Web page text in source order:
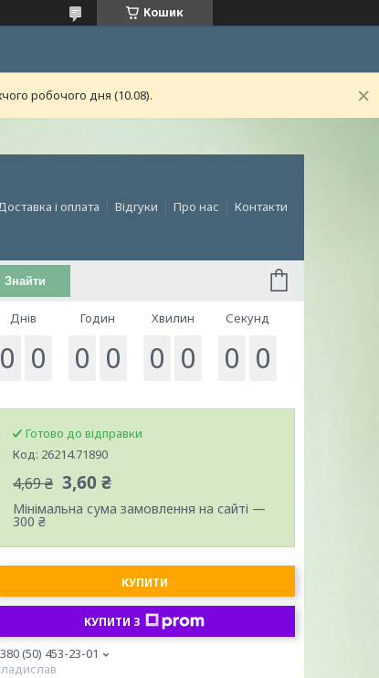
Кошик
робочого дня (10.08).
і оплата Відгуки Про нас Контакти
Знайти
Днів
0 0
Годин
0 0
Хвилин
0 0
Секунд
0 0
Готово до відправки
Код: 26214.71890
4,69 ₴ 3,60 ₴
Мінімальна сума замовлення на сайті —
300 ₴
КУПИТИ
КУПИТИ З
(50) 453-23-01